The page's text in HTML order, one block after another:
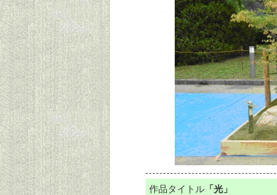
作品タイトル 「光」